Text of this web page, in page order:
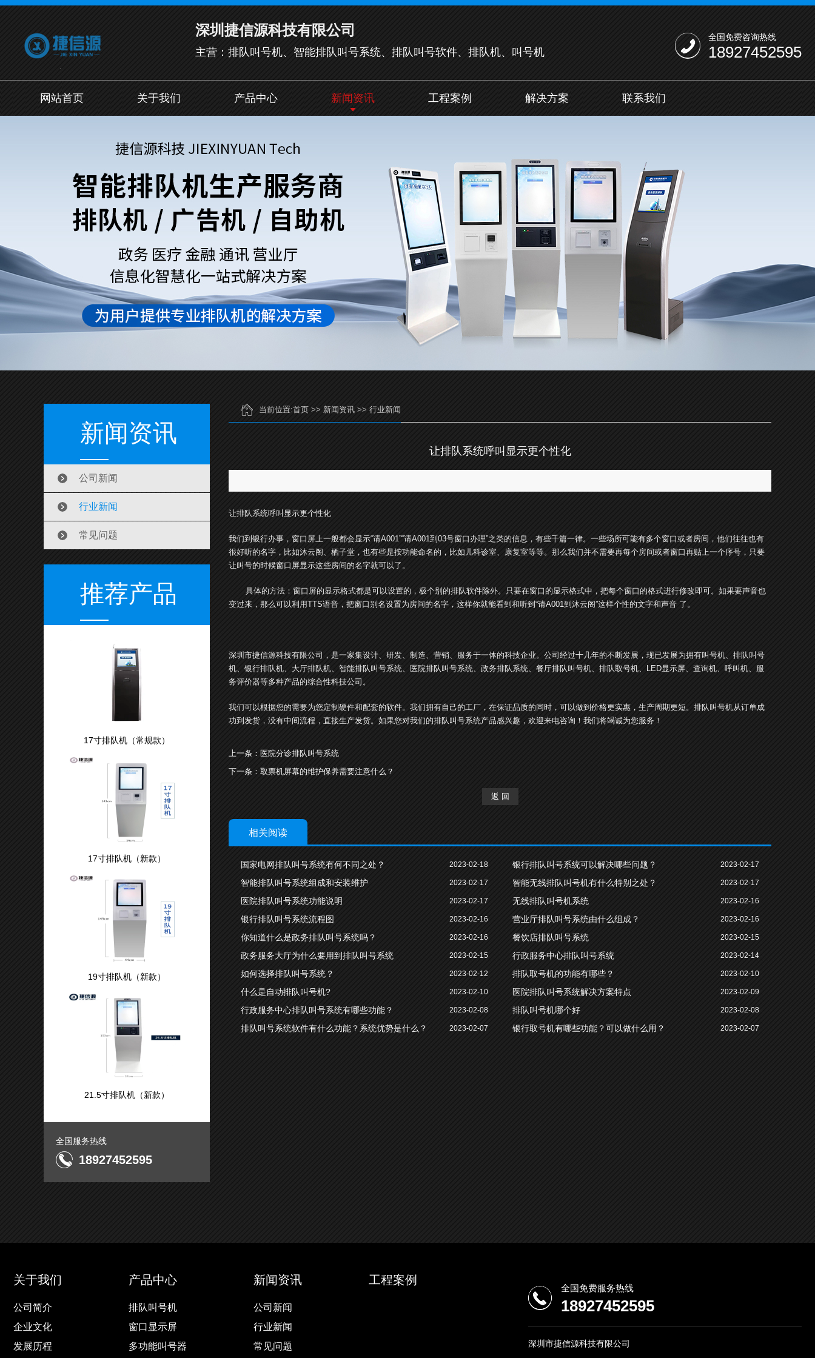
深圳捷信源科技有限公司
主营：排队叫号机、智能排队叫号系统、排队叫号软件、排队机、叫号机
全国免费咨询热线
18927452595
网站首页 关于我们 产品中心 新闻资讯 工程案例 解决方案 联系我们
新闻资讯
公司新闻
行业新闻
常见问题
推荐产品
17寸排队机（常规款）
17寸排队机（新款）
19寸排队机（新款）
21.5寸排队机（新款）
全国服务热线
18927452595
当前位置:首页 >> 新闻资讯 >> 行业新闻
让排队系统呼叫显示更个性化
让排队系统呼叫显示更个性化
我们到银行办事，窗口屏上一般都会显示“请A001”“请A001到03号窗口办理”之类的信息，有些千篇一律。一些场所可能有多个窗口或者房间，他们往往也有
很好听的名字，比如沐云阁、栖子堂，也有些是按功能命名的，比如儿科诊室、康复室等等。那么我们并不需要再每个房间或者窗口再贴上一个序号，只要
让叫号的时候窗口屏显示这些房间的名字就可以了。
具体的方法：窗口屏的显示格式都是可以设置的，极个别的排队软件除外。只要在窗口的显示格式中，把每个窗口的格式进行修改即可。如果要声音也
变过来，那么可以利用TTS语音，把窗口别名设置为房间的名字，这样你就能看到和听到“请A001到沐云阁”这样个性的文字和声音 了。
深圳市捷信源科技有限公司，是一家集设计、研发、制造、营销、服务于一体的科技企业。公司经过十几年的不断发展，现已发展为拥有叫号机、排队叫号
机、银行排队机、大厅排队机、智能排队叫号系统、医院排队叫号系统、政务排队系统、餐厅排队叫号机、排队取号机、LED显示屏、查询机、呼叫机、服
务评价器等多种产品的综合性科技公司。
我们可以根据您的需要为您定制硬件和配套的软件。我们拥有自己的工厂，在保证品质的同时，可以做到价格更实惠，生产周期更短。排队叫号机从订单成
功到发货，没有中间流程，直接生产发货。如果您对我们的排队叫号系统产品感兴趣，欢迎来电咨询！我们将竭诚为您服务！
上一条： 医院分诊排队叫号系统
下一条： 取票机屏幕的维护保养需要注意什么？
相关阅读
国家电网排队叫号系统有何不同之处？ 2023-02-18 银行排队叫号系统可以解决哪些问题？ 2023-02-17
智能排队叫号系统组成和安装维护 2023-02-17 智能无线排队叫号机有什么特别之处？ 2023-02-17
医院排队叫号系统功能说明 2023-02-17 无线排队叫号机系统 2023-02-16
银行排队叫号系统流程图 2023-02-16 营业厅排队叫号系统由什么组成？ 2023-02-16
你知道什么是政务排队叫号系统吗？ 2023-02-16 餐饮店排队叫号系统 2023-02-15
政务服务大厅为什么要用到排队叫号系统 2023-02-15 行政服务中心排队叫号系统 2023-02-14
如何选择排队叫号系统？ 2023-02-12 排队取号机的功能有哪些？ 2023-02-10
什么是自动排队叫号机? 2023-02-10 医院排队叫号系统解决方案特点 2023-02-09
行政服务中心排队叫号系统有哪些功能？ 2023-02-08 排队叫号机哪个好 2023-02-08
排队叫号系统软件有什么功能？系统优势是什么？ 2023-02-07 银行取号机有哪些功能？可以做什么用？ 2023-02-07
关于我们
公司简介
企业文化
发展历程
产品中心
排队叫号机
窗口显示屏
多功能叫号器
新闻资讯
公司新闻
行业新闻
常见问题
工程案例
全国免费服务热线
18927452595
深圳市捷信源科技有限公司